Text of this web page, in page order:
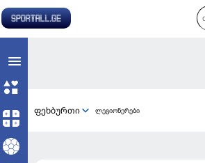
ფეხბურთი ლეგიონერები